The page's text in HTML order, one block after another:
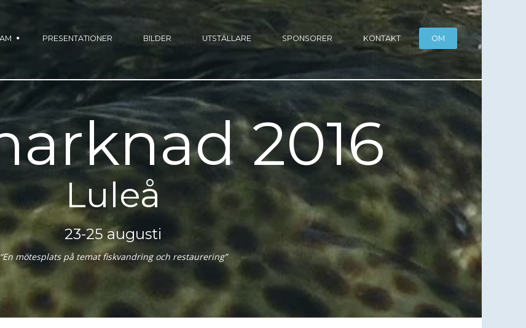
PRESENTATIONER BILDER UTSTÄLLARE SPONSORER KONTAKT OM
2016
Luleå
23-25 augusti
“En mötesplats på temat fiskvandring och restaurering”